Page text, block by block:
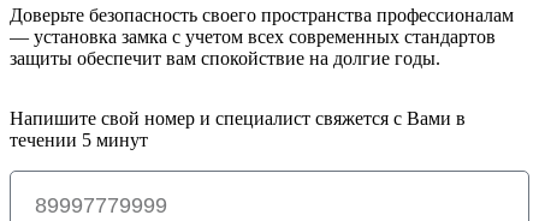
Доверьте безопасность своего пространства профессионалам
— установка замка с учетом всех современных стандартов
защиты обеспечит вам спокойствие на долгие годы.
Напишите свой номер и специалист свяжется с Вами в
течении 5 минут